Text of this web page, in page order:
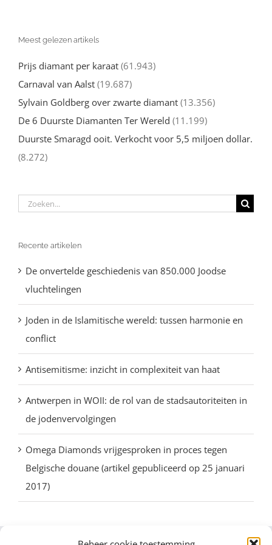
Meest gelezen artikels
Prijs diamant per karaat (61.943)
Carnaval van Aalst (19.687)
Sylvain Goldberg over zwarte diamant (13.356)
De 6 Duurste Diamanten Ter Wereld (11.199)
Duurste Smaragd ooit. Verkocht voor 5,5 miljoen dollar.
(8.272)
Zoeken
Recente artikelen
De onvertelde geschiedenis van 850.000 Joodse
vluchtelingen
Joden in de Islamitische wereld: tussen harmonie en
conflict
Antisemitisme: inzicht in complexiteit van haat
Antwerpen in WOII: de rol van de stadsautoriteiten in
de jodenvervolgingen
Omega Diamonds vrijgesproken in proces tegen
Belgische douane (artikel gepubliceerd op 25 januari
2017)